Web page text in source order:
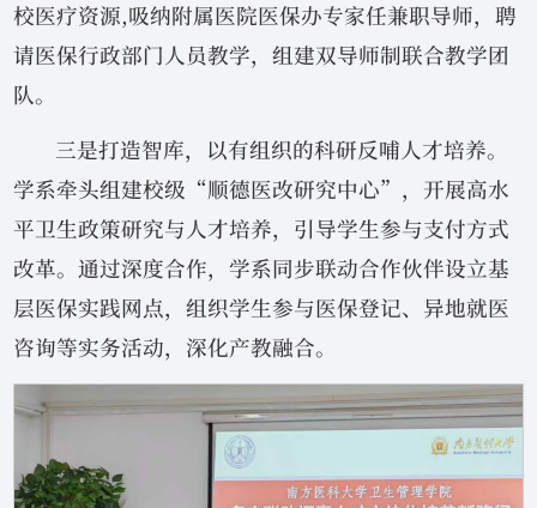
校医疗资源,吸纳附属医院医保办专家任兼职导师，聘
请医保行政部门人员教学，组建双导师制联合教学团
队。
三是打造智库，以有组织的科研反哺人才培养。
学系牵头组建校级“顺德医改研究中心”，开展高水
平卫生政策研究与人才培养，引导学生参与支付方式
改革。通过深度合作，学系同步联动合作伙伴设立基
层医保实践网点，组织学生参与医保登记、异地就医
咨询等实务活动，深化产教融合。